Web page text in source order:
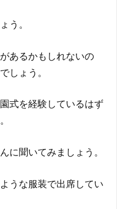
う。
あるかもしれないの
しょう。
式を経験しているはず
に聞いてみましょう。
うな服装で出席してい